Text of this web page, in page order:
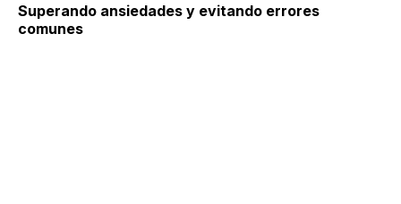
Superando ansiedades y evitando errores
comunes